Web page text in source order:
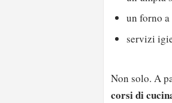
un forno
servizi
Non solo. A
corsi di